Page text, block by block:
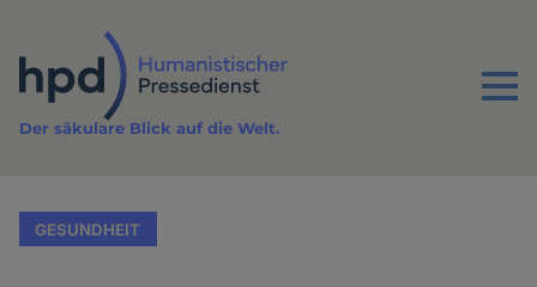
Inhalt
Menu
Der säkulare Blick auf die Welt.
GESUNDHEIT